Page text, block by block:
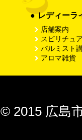
レディーラ
店舗案内
スピリチュ
パルミスト
アロマ雑貨
© 2015 広島